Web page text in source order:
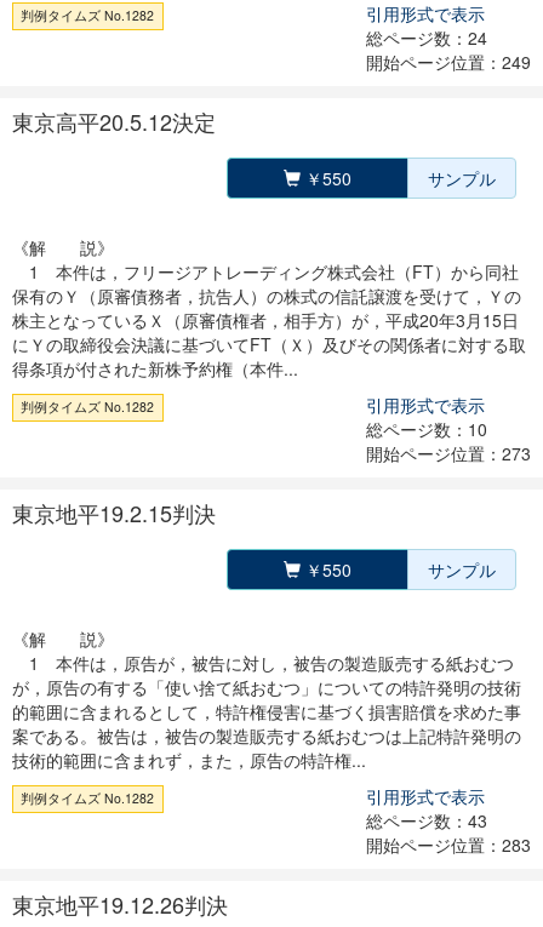
判例タイムズ No.1282
引用形式で表示
総ページ数：24
開始ページ位置：249
東京高平20.5.12決定
￥550 サンプル
《解 説》
1 本件は，フリージアトレーディング株式会社（FT）から同社
保有のＹ（原審債務者，抗告人）の株式の信託譲渡を受けて，Ｙの
株主となっているＸ（原審債権者，相手方）が，平成20年3月15日
にＹの取締役会決議に基づいてFT（Ｘ）及びその関係者に対する取
得条項が付された新株予約権（本件...
判例タイムズ No.1282
引用形式で表示
総ページ数：10
開始ページ位置：273
東京地平19.2.15判決
￥550 サンプル
《解 説》
1 本件は，原告が，被告に対し，被告の製造販売する紙おむつ
が，原告の有する「使い捨て紙おむつ」についての特許発明の技術
的範囲に含まれるとして，特許権侵害に基づく損害賠償を求めた事
案である。被告は，被告の製造販売する紙おむつは上記特許発明の
技術的範囲に含まれず，また，原告の特許権...
判例タイムズ No.1282
引用形式で表示
総ページ数：43
開始ページ位置：283
東京地平19.12.26判決